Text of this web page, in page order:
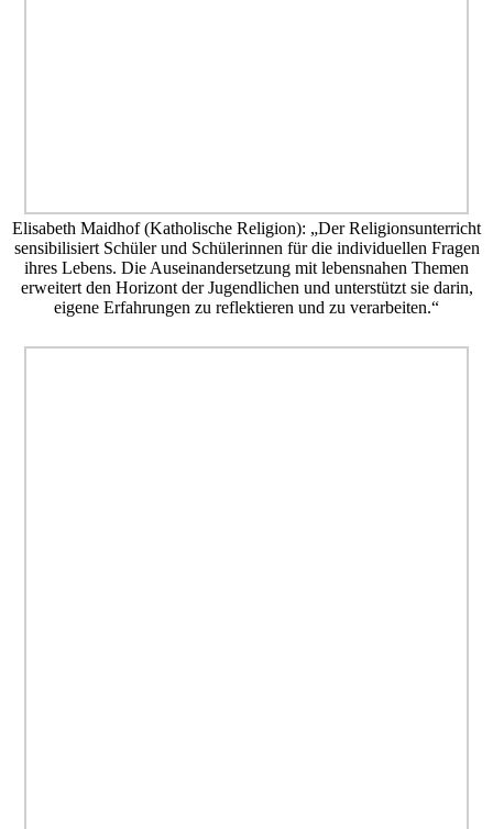
Elisabeth Maidhof (Katholische Religion): „Der Religionsunterricht
sensibilisiert Schüler und Schülerinnen für die individuellen Fragen
ihres Lebens. Die Auseinandersetzung mit lebensnahen Themen
erweitert den Horizont der Jugendlichen und unterstützt sie darin,
eigene Erfahrungen zu reflektieren und zu verarbeiten.“